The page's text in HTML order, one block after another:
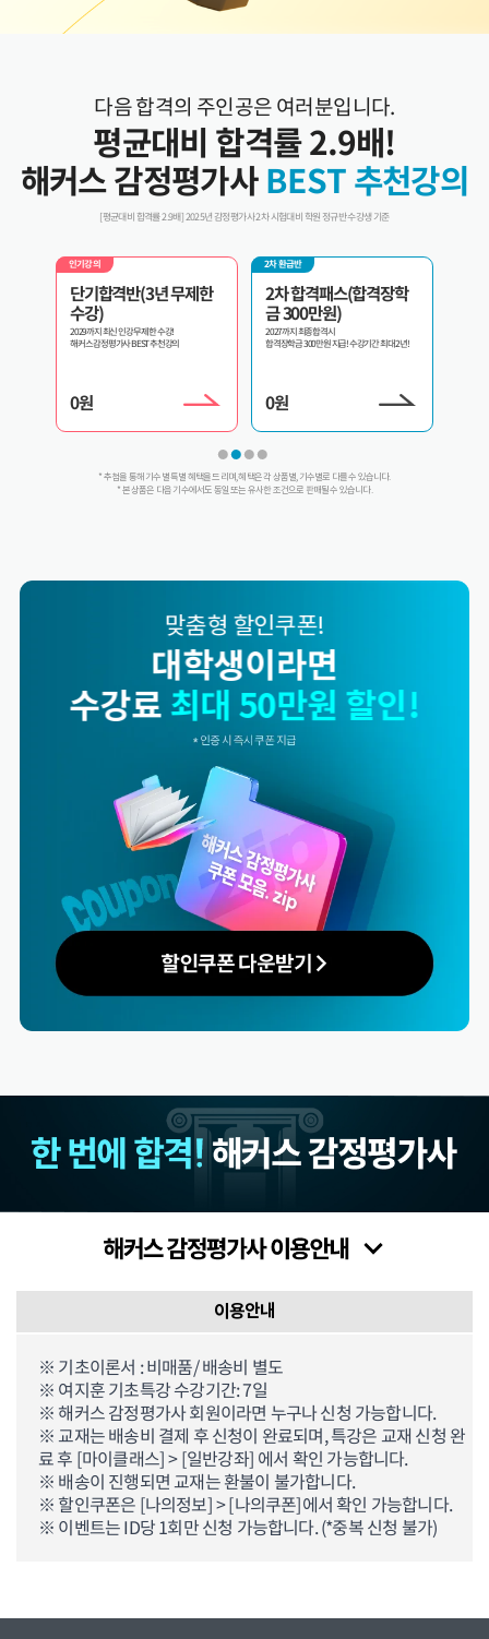
다음 합격의 주인공은 여러분입니다.
평균대비 합격률 2.9배!
해커스 감정평가사 BEST 추천강의
[평균대비 합격률 2.9배] 2025년 감정평가사 2차 시험대비 학원 정규반 수강생 기준
2차 환급반
2차 합격패스(합격장학
금 300만원)
2027까지 최종합격시
합격장학금 300만원 지급! 수강기간 최대 2년!
0원
인기강의
2차 교수패스
내가 원하는 과목만 골라서 선택수강!
0원
* 추첨을 통해 기수별 특별 혜택을 드리며, 혜택은 각 상품별, 기수별로 다를 수 있습니다.
* 본 상품은 다음 기수에서도 동일 또는 유사한 조건으로 판매될 수 있습니다.
맞춤형 할인쿠폰!
동반수강이라면
수강료 최대 50만원 할인!
이용안내
※ 기초이론서 : 비매품/ 배송비 별도
※ 여지훈 기초특강 수강기간: 7일
※ 해커스 감정평가사 회원이라면 누구나 신청 가능합니다.
※ 교재는 배송비 결제 후 신청이 완료되며, 특강은 교재 신청 완
료 후 [마이클래스] > [일반강좌] 에서 확인 가능합니다.
※ 배송이 진행되면 교재는 환불이 불가합니다.
※ 할인쿠폰은 [나의정보] > [나의쿠폰]에서 확인 가능합니다.
※ 이벤트는 ID당 1회만 신청 가능합니다. (*중복 신청 불가)